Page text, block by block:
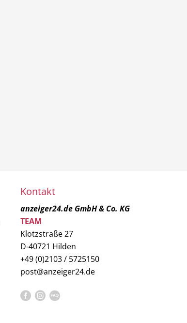
Kontakt
anzeiger24.de GmbH & Co. KG
TEAM
Klotzstraße 27
D-40721 Hilden
+49 (0)2103 / 5725150
post@anzeiger24.de